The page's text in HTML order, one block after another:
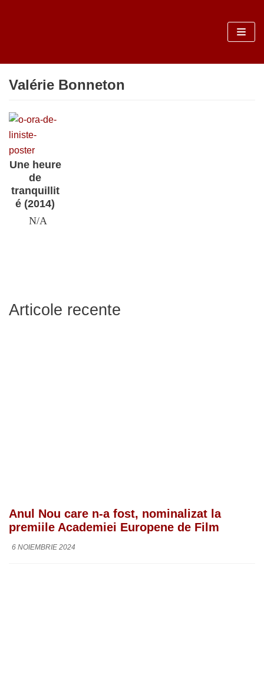
conținut
Valérie Bonneton
Une heure
de
tranquillit
é (2014)
N/A
Articole recente
Anul Nou care n-a fost, nominalizat la
premiile Academiei Europene de Film
6 NOIEMBRIE 2024